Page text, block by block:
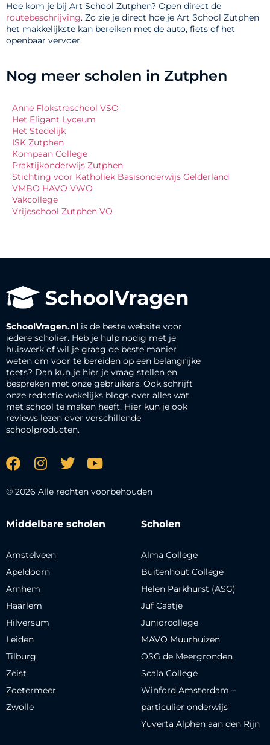
Hoe kom je bij Art School Zutphen? Open direct de
routebeschrijving. Zo zie je direct hoe je Art School Zutphen
het makkelijkste kan bereiken met de auto, fiets of het
openbaar vervoer.
Nog meer scholen in Zutphen
Anne Flokstraschool VSO
Het Eligant Lyceum
Het Stedelijk
ISK Zutphen
Kompaan College
Praktijkonderwijs Zutphen
Stichting voor Katholiek Basisonderwijs Gelderland
VMBO HAVO VWO
Vakcollege
Vrijeschool Zutphen VO
SchoolVragen.nl is de beste website voor
iedere scholier. Heb je hulp nodig met je
huiswerk of wil je graag de beste manier
weten om voor te bereiden op een belangrijke
toets? Dan kun je hier je vraag stellen en
bespreken met onze gebruikers. Ook schrijft
onze redactie wekelijks blogs over alles wat
met school te maken heeft. Hier kun je ook
reviews lezen over verschillende
schoolproducten.
© 2026 Alle rechten voorbehouden
Middelbare scholen
Amstelveen
Apeldoorn
Arnhem
Haarlem
Hilversum
Leiden
Tilburg
Zeist
Zoetermeer
Zwolle
Scholen
Alma College
Buitenhout College
Helen Parkhurst (ASG)
Juf Caatje
Juniorcollege
MAVO Muurhuizen
OSG de Meergronden
Scala College
Winford Amsterdam –
particulier onderwijs
Yuverta Alphen aan den Rijn